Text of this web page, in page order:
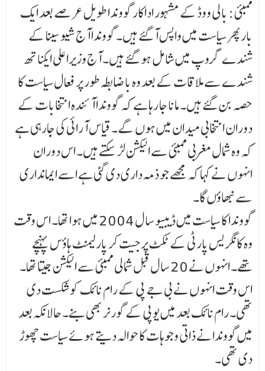
ممبئی : بالی ووڈ کے مشہور اداکار گووندا طویل عرصے بعد ایک
بار پھر سیاست میں واپس آگئے ہیں۔ گووندا آج شیو سینا کے
شندے گروپ میں شامل ہو گئے ہیں۔ آج وزیراعلی ایکناتھ
شندے سے ملاقات کے بعد وہ باضابطہ طور پر فعال سیاست کا
حصہ بن گئے ہیں۔ مانا جا رہا ہے کہ گووندا آئندہ انتخابات کے
دوران انتخابی میدان میں ہوں گے۔ قیاس آرائی کی جارہی ہے
کہ وہ شمال مغربی ممبئی سے الیکشن لڑ سکتے ہیں۔ اس دوران
انہوں نے کہا کہ مجھے جو ذمہ داری دی گئی ہے اسے ایمانداری
سے نبھاؤں گا۔
گووندا کا سیاست میں ڈیبیو سال 2004 میں ہوا تھا۔ اس وقت
وہ کانگریس پارٹی کے ٹکٹ پر جیت کر پارلیمنٹ ہاؤس پہنچے
تھے۔ انہوں نے 20 سال قبل شمالی ممبئی سے الیکشن جیتا تھا۔
اس وقت انہوں نے بی جے پی کے رام نائک کو شکست دی
تھی۔ رام نائک بعد میں یوپی کے گورنر بھی بنے۔ حالانکہ بعد
میں گووندا نے ذاتی وجوہات کا حوالہ دیتے ہوئے سیاست چھوڑ
دی تھی۔